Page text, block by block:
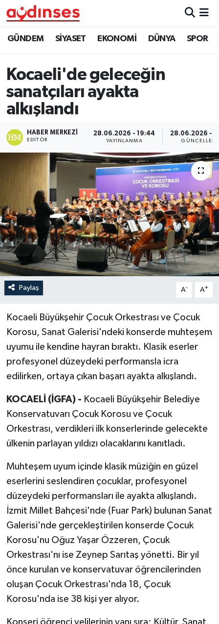
GÜNDEM SİYASET EKONOMİ DÜNYA SPOR
Kocaeli'de geleceğin
sanatçıları ayakta
alkışlandı
HABER MERKEZI
EDITÖR
28.06.2026 - 19:44
YAYINLANMA
28.06.2026 -
Paylaş A- A+
Kocaeli Büyükşehir Çocuk Orkestrası ve Çocuk
Korosu, Sanat Galerisi'ndeki konserde muhteşem
uyumu ile kendine hayran bıraktı. Klasik eserler
profesyonel düzeydeki performansla icra
edilirken, ortaya çıkan başarı ayakta alkışlandı.
KOCAELİ (İGFA) - Kocaeli Büyükşehir Belediye
Konservatuvarı Çocuk Korosu ve Çocuk
Orkestrası, verdikleri ilk konserlerinde gelecekte
ülkenin parlayan yıldızı olacaklarını kanıtladı.
Muhteşem uyum içinde klasik müziğin en güzel
eserlerini seslendiren çocuklar, profesyonel
düzeydeki performansları ile ayakta alkışlandı.
İzmit Millet Bahçesi'nde (Fuar Park) bulunan Sanat
Galerisi'nde gerçekleştirilen konserde Çocuk
Korosu'nu Oğuz Yaşar Özzeren, Çocuk
Orkestrası'nı ise Zeynep Sarıtaş yönetti. Bir yıl
önce kurulan ve konservatuvar öğrencilerinden
oluşan Çocuk Orkestrası'nda 18, Çocuk
Korosu'nda ise 38 kişi yer alıyor.
Konseri öğrenci velilerinin yanı sıra; Kültür, Sanat
GÜNDEM
EKONOMİ
DÜNYA
SPOR
MAGAZİN
YAŞAM
Nöbetçi Eczaneler
Aydin Namaz Vakitleri
Trafik Durumu
Süper Lig Puan Durumu ve Fikstür
Tüm Manşetler
Son Dakika Haberleri
Haber Arşivi